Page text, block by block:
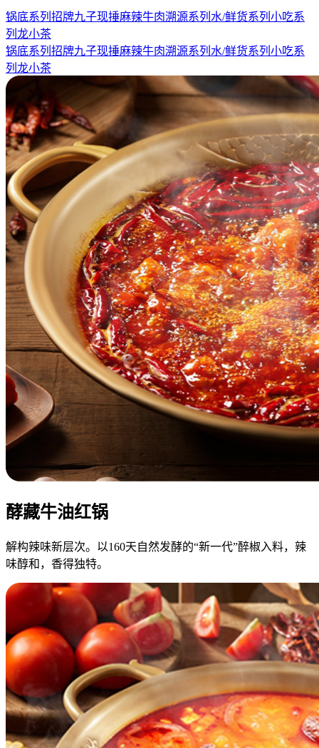
锅底系列 招牌九子现捶麻辣牛肉溯源系列 水/鲜货系列 小吃系
列 龙小茶
锅底系列 招牌九子现捶麻辣牛肉溯源系列 水/鲜货系列 小吃系
列 龙小茶
酵藏牛油红锅
解构辣味新层次。以160天自然发酵的“新一代”醉椒入料，辣
味醇和，香得独特。